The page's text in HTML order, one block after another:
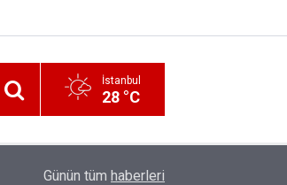
İstanbul
28 °C
İzmir 112’de Kan Donduran İddialar!
Günün tüm haberleri